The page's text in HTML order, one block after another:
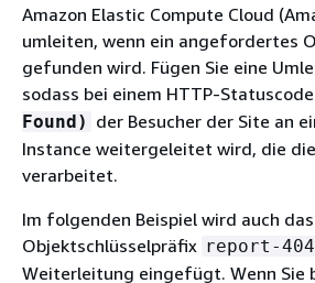
Amazon Elastic Compute Cloud
umleiten, wenn ein angefordertes
gefunden wird. Fügen Sie eine
sodass bei einem HTTP-Statuscode
Found) der Besucher der Site an
Instance weitergeleitet wird, die
verarbeitet.
Im folgenden Beispiel wird auch das
Objektschlüsselpräfix report-
Weiterleitung eingefügt. Wenn Sie